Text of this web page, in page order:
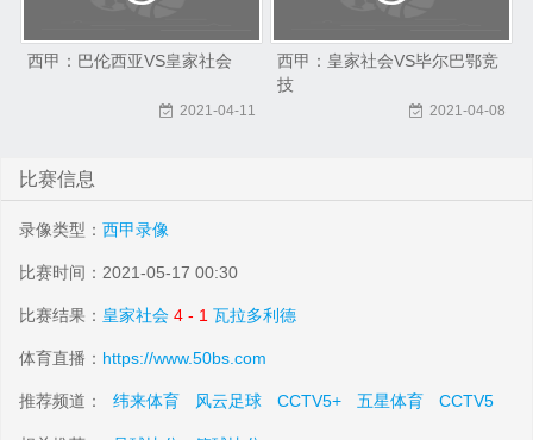
西甲：巴伦西亚VS皇家社会
2021-04-11
西甲：皇家社会VS毕尔巴鄂竞
技
2021-04-08
比赛信息
录像类型： 西甲录像
比赛时间：2021-05-17 00:30
比赛结果： 皇家社会 4 - 1 瓦拉多利德
体育直播： https://www.50bs.com
推荐频道： 纬来体育 风云足球 CCTV5+ 五星体育 CCTV5